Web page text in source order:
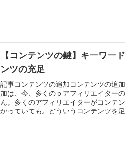
【コンテンツの鍵】キーワー
ンツの充足
記事コンテンツの追加コンテンツの追
加は、今、多くのｐアフィリエイター
ん。多くのアフィリエイターがコンテ
かっていても。どういうコンテンツを